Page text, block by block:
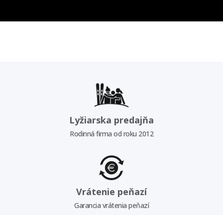
Lyžiarska predajňa
Rodinná firma od roku 2012
Vrátenie peňazí
Garancia vrátenia peňazí